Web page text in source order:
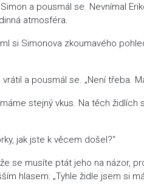
a pousmál se. Nevnímal
atmosféra.
si Simonova zkoumavého
a pousmál se. „Není třeba.
stejný vkus. Na těch
jak jste k věcem došel?“
se musíte ptát jeho na názor,
hlasem: „Tyhle židle jsem si